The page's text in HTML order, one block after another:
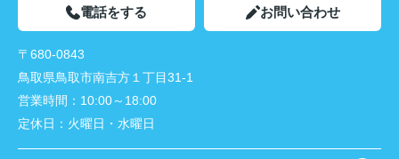
電話をする お問い合わせ
〒680-0843
鳥取県鳥取市南吉方１丁目31-1
営業時間： 10:00～18:00
定休日： 火曜日・水曜日